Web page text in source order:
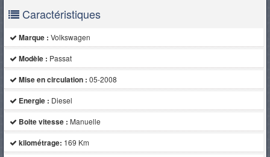
Caractéristiques
Marque : Volkswagen
Modèle : Passat
Mise en circulation : 05-2008
Energie : Diesel
Boite vitesse : Manuelle
kilométrage: 169 Km